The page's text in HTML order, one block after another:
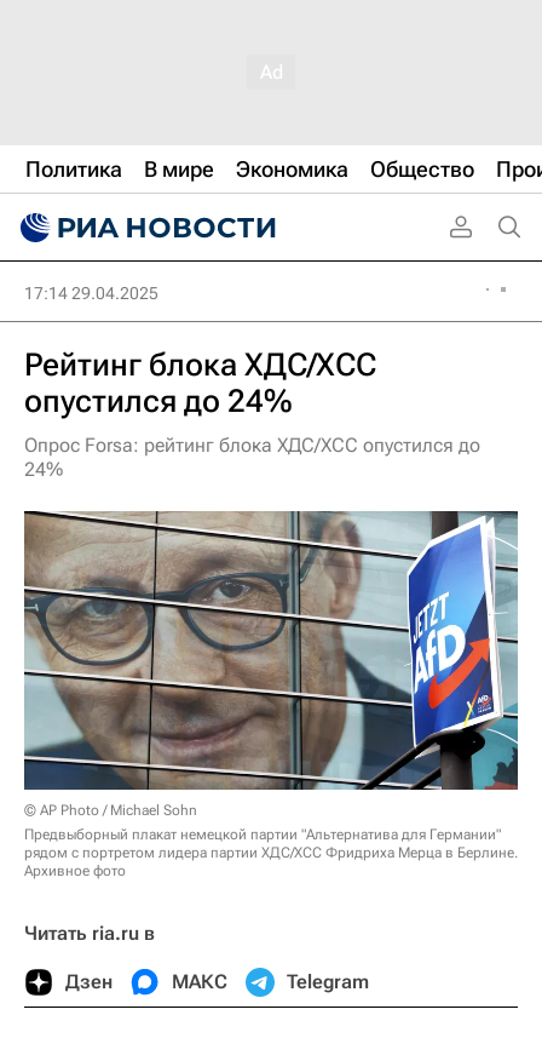
Политика В мире Экономика Общество
17:14 29.04.2025
Рейтинг блока ХДС/ХСС
опустился до 24%
Опрос Forsa: рейтинг блока ХДС/ХСС опустился до
24%
© AP Photo / Michael Sohn
Предвыборный плакат немецкой партии "Альтернатива для Германии"
рядом с портретом лидера партии ХДС/ХСС Фридриха Мерца в Берлине.
Архивное фото
Читать ria.ru в
Дзен МАКС Telegram